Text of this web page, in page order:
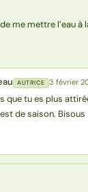
me mettre l’eau à
AUTRICE 3 février
que tu es plus
de saison. Bisous